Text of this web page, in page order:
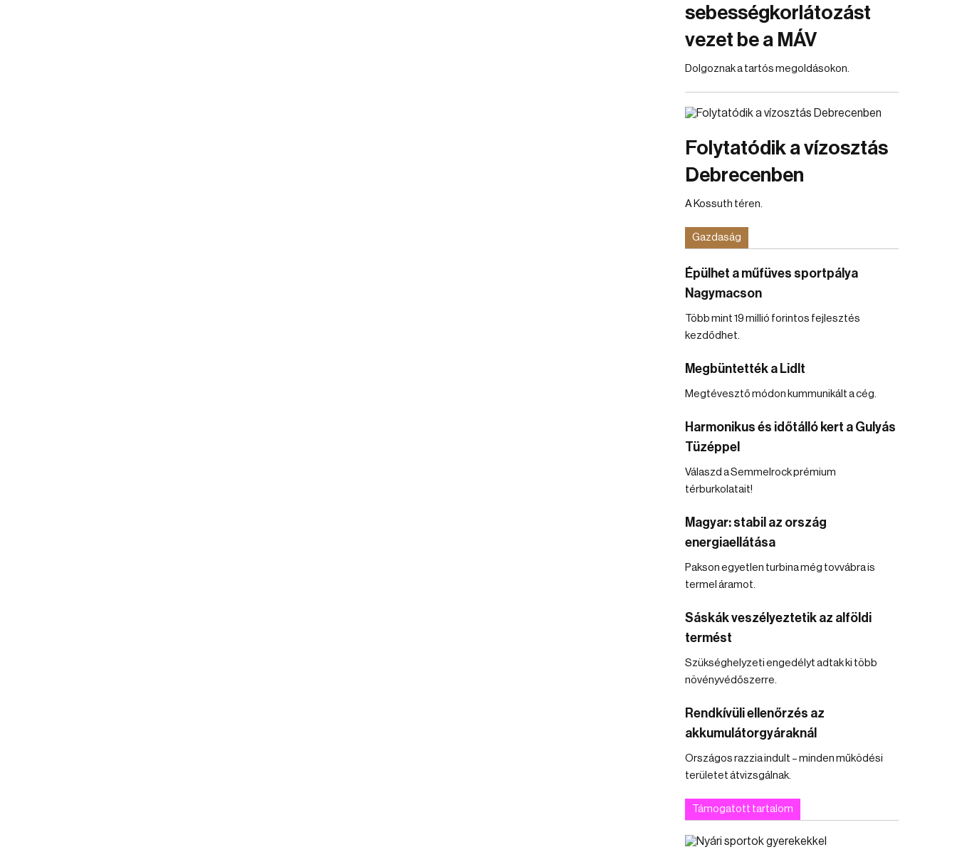
sebességkorlátozást
vezet be a MÁV
Dolgoznak a tartós megoldásokon.
Folytatódik a vízosztás
Debrecenben
A Kossuth téren.
Gazdaság
Épülhet a műfüves sportpálya
Nagymacson
Több mint 19 millió forintos fejlesztés
kezdődhet.
Megbüntették a Lidlt
Megtévesztő módon kummunikált a cég.
Harmonikus és időtálló kert a Gulyás
Tüzéppel
Válaszd a Semmelrock prémium
térburkolatait!
Magyar: stabil az ország
energiaellátása
Pakson egyetlen turbina még tovvábra is
termel áramot.
Sáskák veszélyeztetik az alföldi
termést
Szükséghelyzeti engedélyt adtak ki több
növényvédőszerre.
Rendkívüli ellenőrzés az
akkumulátorgyáraknál
Országos razzia indult – minden működési
területet átvizsgálnak.
Támogatott tartalom